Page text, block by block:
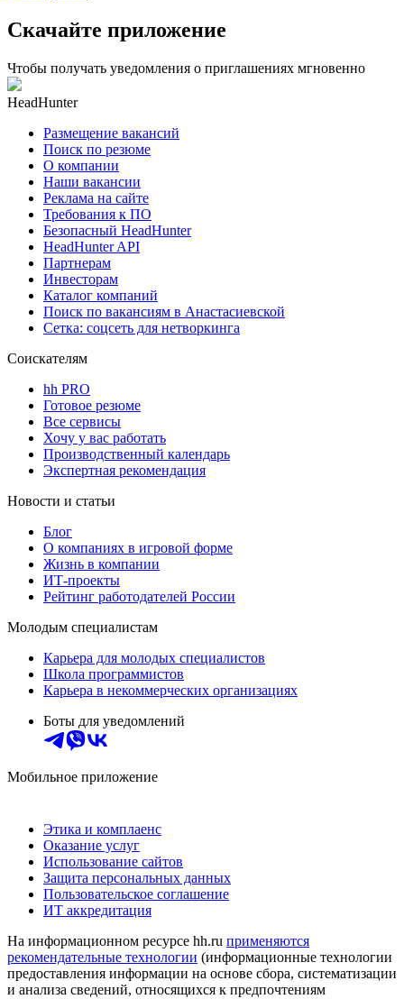
Скачайте приложение
Чтобы получать уведомления о приглашениях мгновенно
HeadHunter
Размещение вакансий
Поиск по резюме
О компании
Наши вакансии
Реклама на сайте
Требования к ПО
Безопасный HeadHunter
HeadHunter API
Партнерам
Инвесторам
Каталог компаний
Поиск по вакансиям в Анастасиевской
Сетка: соцсеть для нетворкинга
Соискателям
hh PRO
Готовое резюме
Все сервисы
Хочу у вас работать
Производственный календарь
Экспертная рекомендация
Новости и статьи
Блог
О компаниях в игровой форме
Жизнь в компании
ИТ-проекты
Рейтинг работодателей России
Молодым специалистам
Карьера для молодых специалистов
Школа программистов
Карьера в некоммерческих организациях
Боты для уведомлений
Мобильное приложение
Этика и комплаенс
Оказание услуг
Использование сайтов
Защита персональных данных
Пользовательское соглашение
ИТ аккредитация
На информационном ресурсе hh.ru применяются
рекомендательные технологии (информационные технологии
предоставления информации на основе сбора, систематизации
и анализа сведений, относящихся к предпочтениям